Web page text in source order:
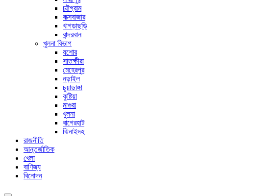
চট্টগ্রাম
কক্সবাজার
খাগড়াছড়ি
বান্দরবান
খুলনা বিভাগ
যশোর
সাতক্ষীরা
মেহেরপুর
নড়াইল
চুয়াডাঙ্গা
কুষ্টিয়া
মাগুরা
খুলনা
বাগেরহাট
ঝিনাইদহ
রাজনীতি
আন্তর্জাতিক
খেলা
বাণিজ্য
বিনোদন